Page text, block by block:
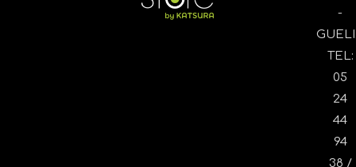
-
TEL:
05
24
44
94
38 /